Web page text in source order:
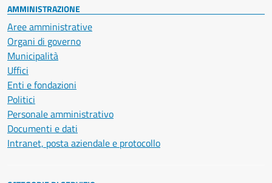
AMMINISTRAZIONE
Aree amministrative
Organi di governo
Municipalità
Uffici
Enti e fondazioni
Politici
Personale amministrativo
Documenti e dati
Intranet, posta aziendale e protocollo